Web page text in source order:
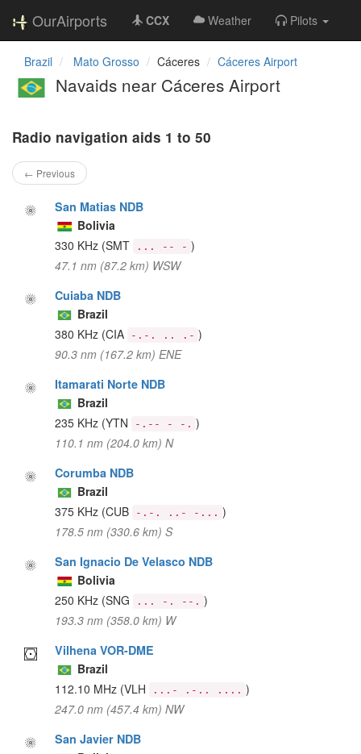
OurAirports CCX Weather Pilots
Brazil Mato Grosso Cáceres Cáceres Airport
Navaids near Cáceres Airport
Radio navigation aids 1 to 50
← Previous
San Matias NDB
Bolivia
330 KHz (SMT ... -- - )
47.1 nm (87.2 km) WSW
Cuiaba NDB
Brazil
380 KHz (CIA -.-. .. .- )
90.3 nm (167.2 km) ENE
Itamarati Norte NDB
Brazil
235 KHz (YTN -.-- - -. )
110.1 nm (204.0 km) N
Corumba NDB
Brazil
375 KHz (CUB -.-. ..- -... )
178.5 nm (330.6 km) S
San Ignacio De Velasco NDB
Bolivia
250 KHz (SNG ... -. --. )
193.3 nm (358.0 km) W
Vilhena VOR-DME
Brazil
112.10 MHz (VLH ...- .-.. .... )
247.0 nm (457.4 km) NW
San Javier NDB